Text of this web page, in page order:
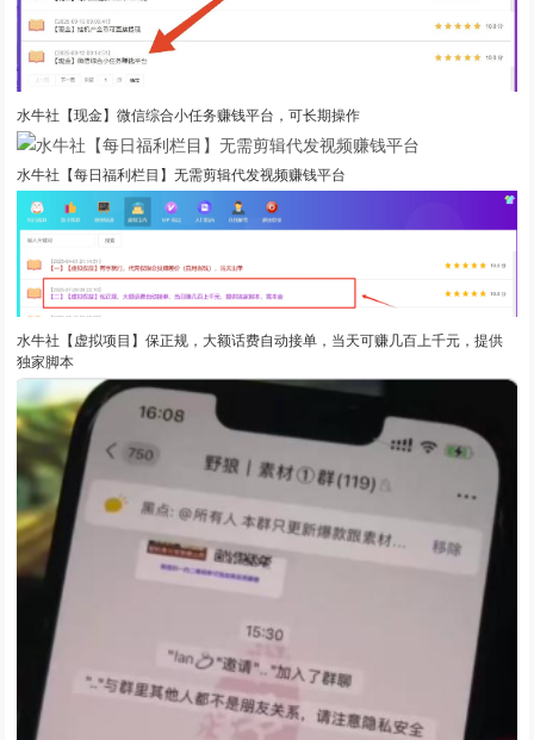
水牛社【现金】微信综合小任务赚钱平台，可长期操作
水牛社【每日福利栏目】无需剪辑代发视频赚钱平台
水牛社【虚拟项目】保正规，大额话费自动接单，当天可赚几百上千元，提供
独家脚本